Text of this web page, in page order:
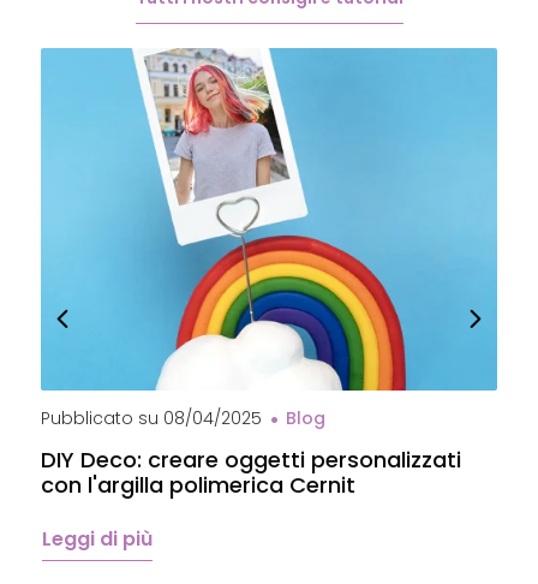
Pubblicato su 08/04/2025 Blog
DIY Deco: creare oggetti personalizzati
con l'argilla polimerica Cernit
Leggi di più